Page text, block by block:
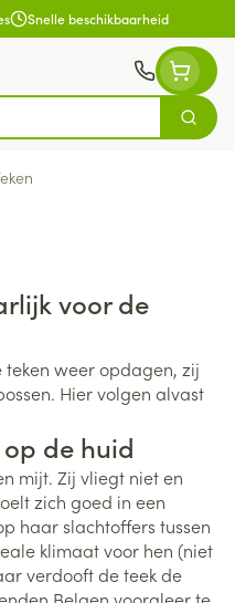
Snelle beschikbaarheid
Zoek
voor de
weer opdagen, zij
Hier volgen alvast
de huid
mijt. Zij vliegt niet en
zich goed in een
haar slachtoffers tussen
klimaat voor hen (niet
verdooft de teek de